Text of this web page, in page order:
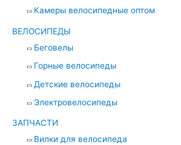
Камеры велосипедные оптом
ВЕЛОСИПЕДЫ
Беговелы
Горные велосипеды
Детские велосипеды
Электровелосипеды
ЗАПЧАСТИ
Вилки для велосипеда